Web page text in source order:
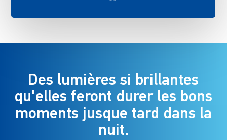
Des lumières si brillantes
qu'elles feront durer les bons
moments jusque tard dans la
nuit.